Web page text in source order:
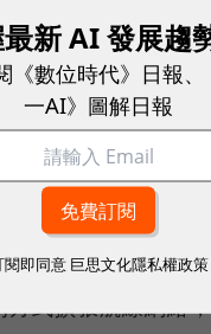
個在商務艙導入機上點餐
航空公司。
酋航空近年也布局
與杜拜航空（
方式擴張航線網絡
新 AI 發展趨
《數位時代》日報、
一AI》圖解日報
閱即同意 巨思文化隱私權政策